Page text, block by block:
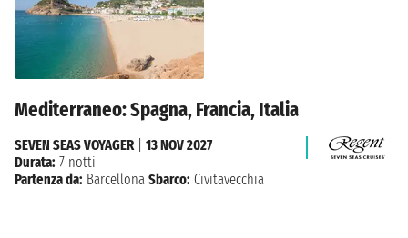
Mediterraneo: Spagna, Francia, Italia
SEVEN SEAS VOYAGER| 13 NOV 2027
Durata: 7 notti
Partenza da: Barcellona Sbarco: Civitavecchia